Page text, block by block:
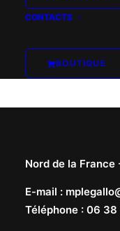
CONTACTS
BOUTIQUE
Nord de la France
E-mail :
Téléphone : 06 38